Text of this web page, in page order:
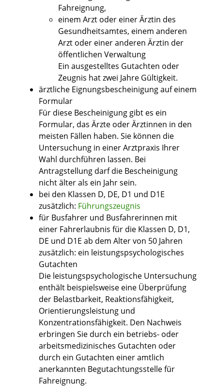
Fahreignung,
einem Arzt oder einer Ärztin des
Gesundheitsamtes, einem anderen
Arzt oder einer anderen Ärztin der
öffentlichen Verwaltung
Ein ausgestelltes Gutachten oder
Zeugnis hat zwei Jahre Gültigkeit.
ärztliche Eignungsbescheinigung auf einem
Formular
Für diese Bescheinigung gibt es ein
Formular, das Ärzte oder Ärztinnen in den
meisten Fällen haben. Sie können die
Untersuchung in einer Arztpraxis Ihrer
Wahl durchführen lassen. Bei
Antragstellung darf die Bescheinigung
nicht älter als ein Jahr sein.
bei den Klassen D, DE, D1 und D1E
zusätzlich: Führungszeugnis
für Busfahrer und Busfahrerinnen mit
einer Fahrerlaubnis für die Klassen D, D1,
DE und D1E ab dem Alter von 50 Jahren
zusätzlich: ein leistungspsychologisches
Gutachten
Die leistungspsychologische Untersuchung
enthält beispielsweise eine Überprüfung
der Belastbarkeit, Reaktionsfähigkeit,
Orientierungsleistung und
Konzentrationsfähigkeit. Den Nachweis
erbringen Sie durch ein betriebs- oder
arbeitsmedizinisches Gutachten oder
durch ein Gutachten einer amtlich
anerkannten Begutachtungsstelle für
Fahreignung.